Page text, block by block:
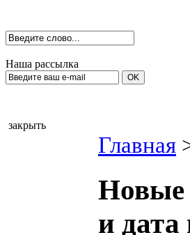
Наша рассылка
закрыть
Главная
Новые
и